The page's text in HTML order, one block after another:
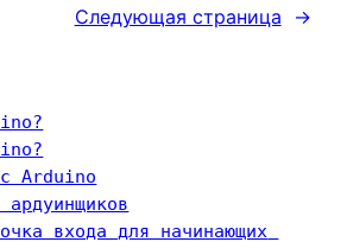
Следующая страница →
Arduino
входа для начинающих